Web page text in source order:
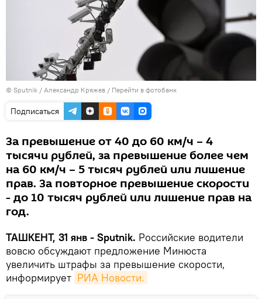
© Sputnik / Александр Кряжев / Перейти в фотобанк
Подписаться
За превышение от 40 до 60 км/ч – 4
тысячи рублей, за превышение более чем
на 60 км/ч – 5 тысяч рублей или лишение
прав. За повторное превышение скорости
- до 10 тысяч рублей или лишение прав на
год.
ТАШКЕНТ, 31 янв - Sputnik. Российские водители
вовсю обсуждают предложение Минюста
увеличить штрафы за превышение скорости,
информирует РИА Новости.